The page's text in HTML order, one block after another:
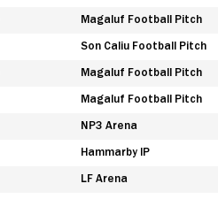
Magaluf Football Pitch
Son Caliu Football Pitch
Magaluf Football Pitch
Magaluf Football Pitch
NP3 Arena
Hammarby IP
LF Arena